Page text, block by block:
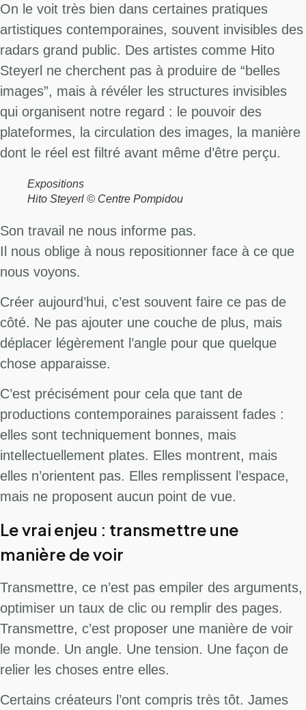
On le voit très bien dans certaines pratiques
artistiques contemporaines, souvent invisibles des
radars grand public. Des artistes comme Hito
Steyerl ne cherchent pas à produire de “belles
images”, mais à révéler les structures invisibles
qui organisent notre regard : le pouvoir des
plateformes, la circulation des images, la manière
dont le réel est filtré avant même d’être perçu.
Expositions
Hito Steyerl © Centre Pompidou
Son travail ne nous informe pas.
Il nous oblige à nous repositionner face à ce que
nous voyons.
Créer aujourd’hui, c’est souvent faire ce pas de
côté. Ne pas ajouter une couche de plus, mais
déplacer légèrement l’angle pour que quelque
chose apparaisse.
C’est précisément pour cela que tant de
productions contemporaines paraissent fades :
elles sont techniquement bonnes, mais
intellectuellement plates. Elles montrent, mais
elles n’orientent pas. Elles remplissent l’espace,
mais ne proposent aucun point de vue.
Le vrai enjeu : transmettre une
manière de voir
Transmettre, ce n’est pas empiler des arguments,
optimiser un taux de clic ou remplir des pages.
Transmettre, c’est proposer une manière de voir
le monde. Un angle. Une tension. Une façon de
relier les choses entre elles.
Certains créateurs l’ont compris très tôt. James